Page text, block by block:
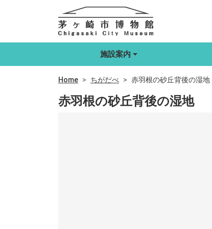
施設案内
Home ちがだべ 赤羽根の砂丘背後の湿地
赤羽根の砂丘背後の湿地